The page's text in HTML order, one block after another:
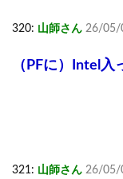
320: 山師さん 26/05/
（PFに）Intel入
321: 山師さん 26/05/